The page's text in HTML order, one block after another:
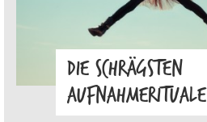
DIE SCHRÄGSTEN
AUFNAHMERITUALE